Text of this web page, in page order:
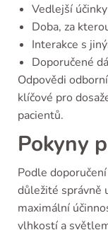
Vedlejší
Doba, za
Interakce s
Doporučené
Odpovědi
klíčové pro
pacientů.
Pokyny
Podle
důležité správně
maximální
vlhkostí a